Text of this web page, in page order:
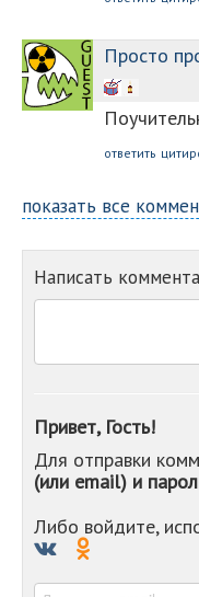
Просто
ответить
показать все
Написать
Привет, Гость!
Для отправки
(или email) и
Либо войдите,